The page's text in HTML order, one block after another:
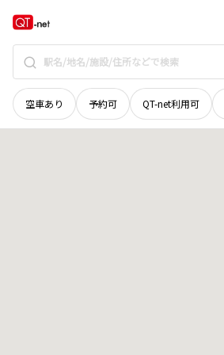
空車あり 予約可 QT-net利用可
山梨県